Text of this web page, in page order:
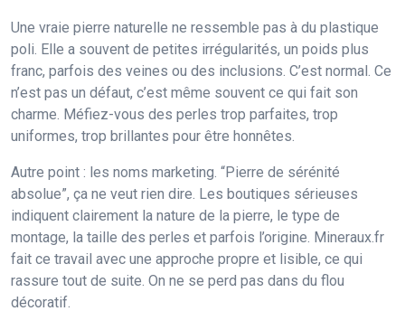
Une vraie pierre naturelle ne ressemble pas à du plastique
poli. Elle a souvent de petites irrégularités, un poids plus
franc, parfois des veines ou des inclusions. C’est normal. Ce
n’est pas un défaut, c’est même souvent ce qui fait son
charme. Méfiez-vous des perles trop parfaites, trop
uniformes, trop brillantes pour être honnêtes.
Autre point : les noms marketing. “Pierre de sérénité
absolue”, ça ne veut rien dire. Les boutiques sérieuses
indiquent clairement la nature de la pierre, le type de
montage, la taille des perles et parfois l’origine. Mineraux.fr
fait ce travail avec une approche propre et lisible, ce qui
rassure tout de suite. On ne se perd pas dans du flou
décoratif.